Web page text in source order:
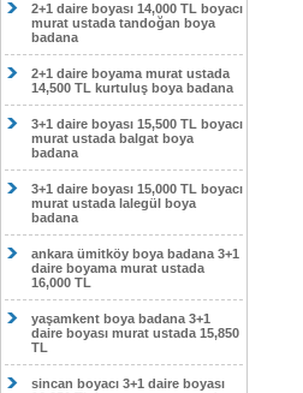
2+1 daire boyası 14,000 TL boyacı
murat ustada tandoğan boya
badana
2+1 daire boyama murat ustada
14,500 TL kurtuluş boya badana
3+1 daire boyası 15,500 TL boyacı
murat ustada balgat boya
badana
3+1 daire boyası 15,000 TL boyacı
murat ustada lalegül boya
badana
ankara ümitköy boya badana 3+1
daire boyama murat ustada
16,000 TL
yaşamkent boya badana 3+1
daire boyası murat ustada 15,850
TL
sincan boyacı 3+1 daire boyası